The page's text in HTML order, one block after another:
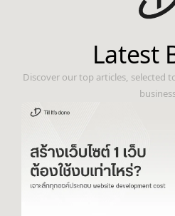
Latest
Discover our top articles, selected